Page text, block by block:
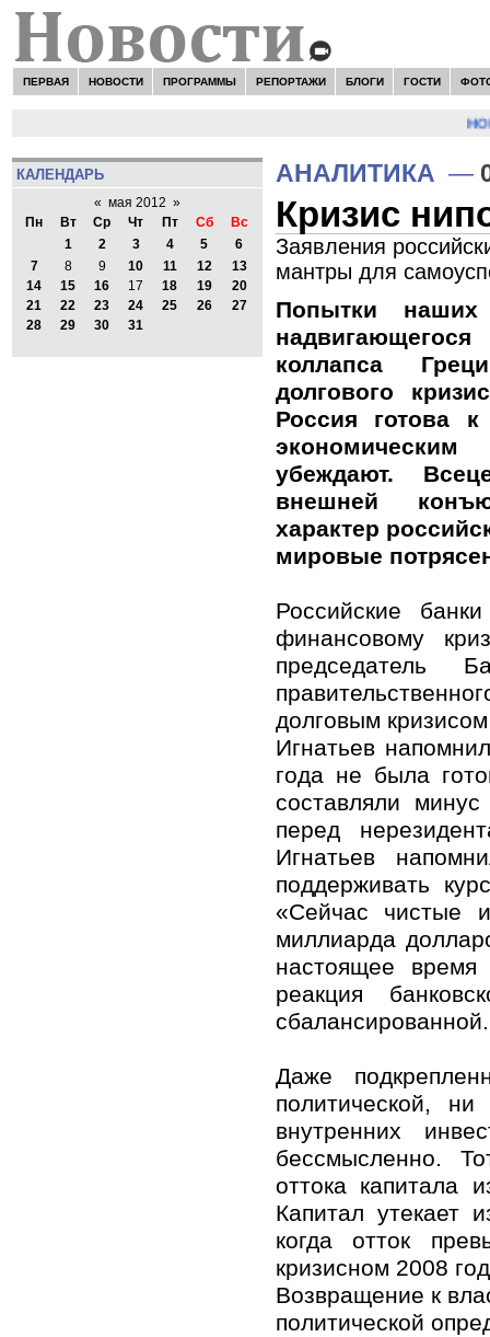
ПЕРВАЯ НОВОСТИ ПРОГРАММЫ РЕПОРТАЖИ БЛОГИ ГОСТИ
КАЛЕНДАРЬ
« мая 2012 »
Пн
Вт Ср Чт Пт Сб
Вс
1
2 3 4 5
6
7
8 9 10 11 12
13
14
15 16 17 18 19
20
21
22 23 24 25 26
27
28
29 30 31
АНАЛИТИКА —
Кризис
Заявления
мантры для
Попытки
коллапса
долгового
Россия готова
убеждают.
внешней
характер
мировые
Российские
финансовому
председатель
долговым
Игнатьев
года не была
составляли
перед
Игнатьев
поддерживать
«Сейчас чистые
миллиарда
настоящее время
реакция
сбалансированной.
Даже
политической, ни
внутренних
бессмысленно.
оттока
Капитал утекает
когда отток
кризисном 2008
Возвращение к
политической